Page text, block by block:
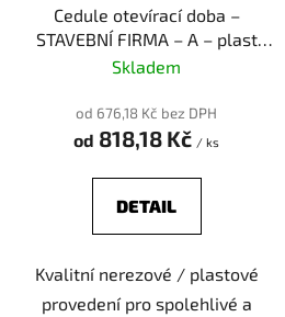
Cedule otevírací doba –
STAVEBNÍ FIRMA – A – plast
(piktogram)
Skladem
od 676,18 Kč bez DPH
od 818,18 Kč / ks
DETAIL
Kvalitní nerezové / plastové
provedení pro spolehlivé a